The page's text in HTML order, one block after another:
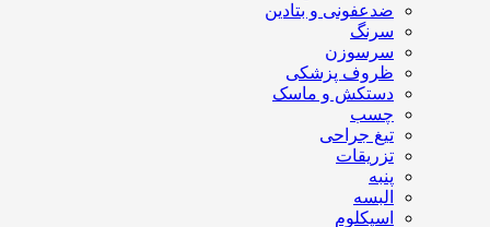
ضدعفونی و بتادین
سرنگ
سرسوزن
ظروف پزشکی
دستکش و ماسک
چسب
تیغ جراحی
تزریقات
پنبه
البسه
اسپکلوم